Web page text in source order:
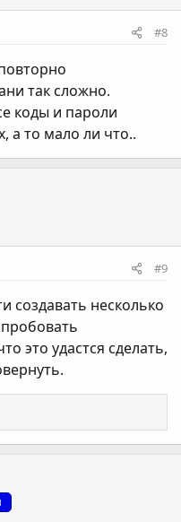
#8
так сложно.
коды и пароли
а то мало ли что..
#9
создавать несколько
это удастся сделать,